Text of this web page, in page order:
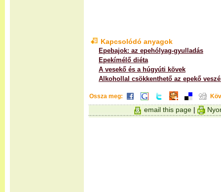
Kapcsolódó anyagok
Epebajok: az epehólyag-gyulladás
Epekímélő diéta
A vesekő és a húgyúti kövek
Alkohollal csökkenthető az epekő
Ossza meg:
email this page|